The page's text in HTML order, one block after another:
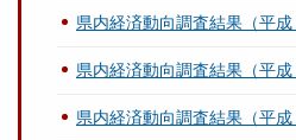
県内経済動向調査結果（平成
県内経済動向調査結果（平成
県内経済動向調査結果（平成